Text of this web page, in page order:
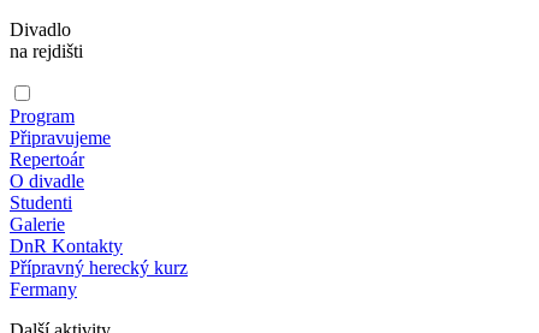
Divadlo
na rejdišti
Program
Připravujeme
Repertoár
O divadle
Studenti
Galerie
DnR Kontakty
Přípravný herecký kurz
Fermany